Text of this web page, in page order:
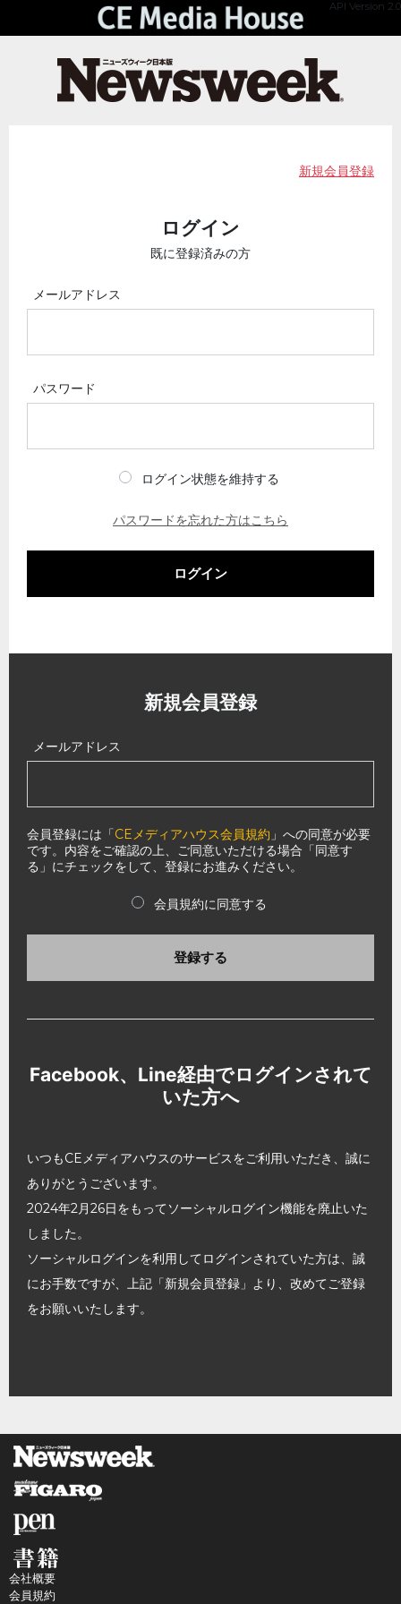
API Version 2.0
新規会員登録
ログイン
既に登録済みの方
メールアドレス
パスワード
ログイン状態を維持する
パスワードを忘れた方はこちら
ログイン
新規会員登録
メールアドレス
会員登録には「CEメディアハウス会員規約 」への同意が必要
です。内容をご確認の上、ご同意いただける場合「同意す
る」にチェックをして、登録にお進みください。
会員規約に同意する
登録する
Facebook、Line経由でログインされて
いた方へ
いつもCEメディアハウスのサービスをご利用いただき、誠に
ありがとうございます。
2024年2月26日をもってソーシャルログイン機能を廃止いた
しました。
ソーシャルログインを利用してログインされていた方は、誠
にお手数ですが、上記「新規会員登録」より、改めてご登録
をお願いいたします。
会社概要
会員規約